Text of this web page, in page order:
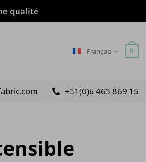
qualité
Français 0
+31(0)6 463 869 15